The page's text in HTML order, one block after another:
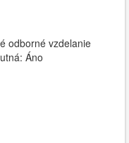
odborné vzdelanie
Áno